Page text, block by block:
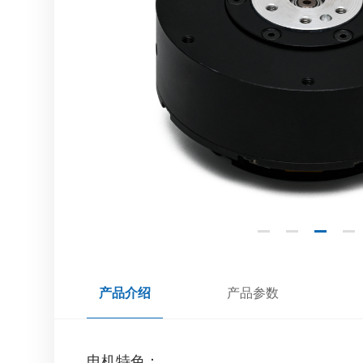
产品介绍 产品参数